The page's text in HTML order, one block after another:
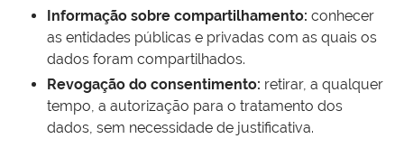
Informação sobre compartilhamento: conhecer
as entidades públicas e privadas com as quais os
dados foram compartilhados.
Revogação do consentimento: retirar, a qualquer
tempo, a autorização para o tratamento dos
dados, sem necessidade de justificativa.